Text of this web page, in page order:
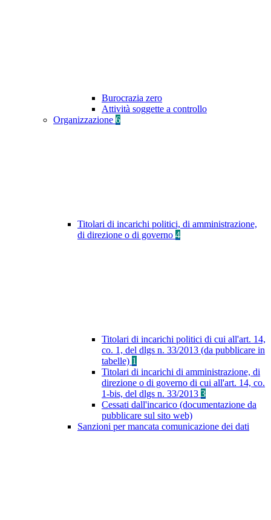
Burocrazia zero
Attività soggette a controllo
Organizzazione 6
Titolari di incarichi politici, di amministrazione,
di direzione o di governo 4
Titolari di incarichi politici di cui all'art. 14,
co. 1, del dlgs n. 33/2013 (da pubblicare in
tabelle) 1
Titolari di incarichi di amministrazione, di
direzione o di governo di cui all'art. 14, co.
1-bis, del dlgs n. 33/2013 3
Cessati dall'incarico (documentazione da
pubblicare sul sito web)
Sanzioni per mancata comunicazione dei dati